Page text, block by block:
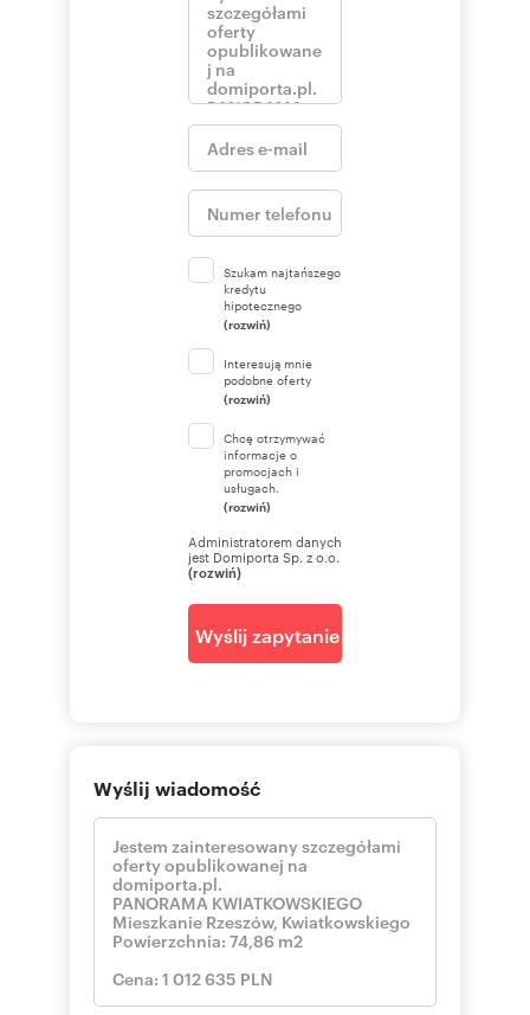
Szukam najtańszego
kredytu
hipotecznego
(rozwiń)
Interesują mnie
podobne oferty
(rozwiń)
Chcę otrzymywać
informacje o
promocjach i
usługach.
(rozwiń)
Administratorem danych
jest Domiporta Sp. z o.o.
(rozwiń)
Wyślij zapytanie
Wyślij wiadomość